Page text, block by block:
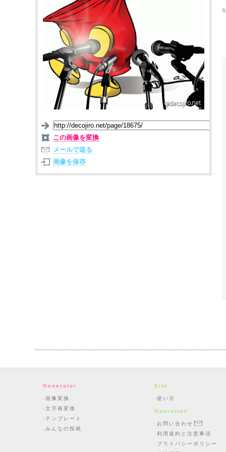
この画像を変換
メールで送る
画像を保存
Generator
画像変換
文字画変換
テンプレート
みんなの投稿
Site
使い方
Operation
お問い合わせ
利用規約と注意事項
プライバシーポリシー